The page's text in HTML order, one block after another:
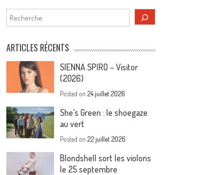
Rechercher
ARTICLES RÉCENTS
SIENNA SPIRO – Visitor
(2026)
Posted on24 juillet 2026
She’s Green : le shoegaze
au vert
Posted on22 juillet 2026
Blondshell sort les violons
le 25 septembre